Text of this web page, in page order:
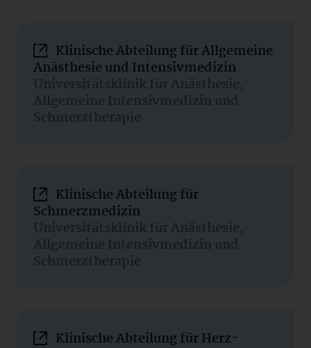
Klinische Abteilung für Allgemeine
Anästhesie und Intensivmedizin
Universitätsklinik für Anästhesie,
Allgemeine Intensivmedizin und
Schmerztherapie
Klinische Abteilung für
Schmerzmedizin
Universitätsklinik für Anästhesie,
Allgemeine Intensivmedizin und
Schmerztherapie
Klinische Abteilung für Herz-